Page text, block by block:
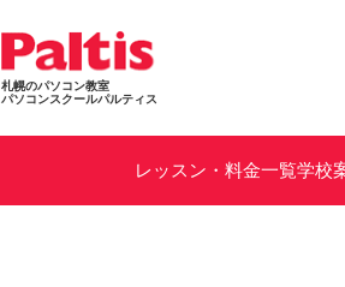
札幌のパソコン教室
パソコンスクールパルティス
レッスン・料金一覧学校